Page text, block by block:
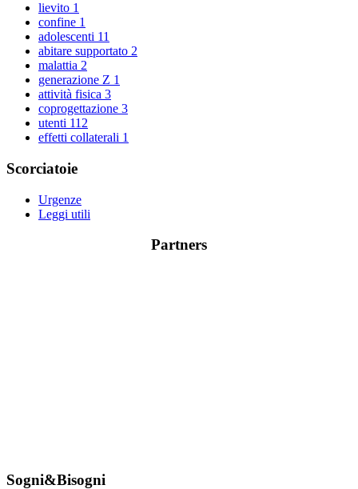
lievito 1
confine 1
adolescenti 11
abitare supportato 2
malattia 2
generazione Z 1
attività fisica 3
coprogettazione 3
utenti 112
effetti collaterali 1
Scorciatoie
Urgenze
Leggi utili
Partners
Sogni&Bisogni